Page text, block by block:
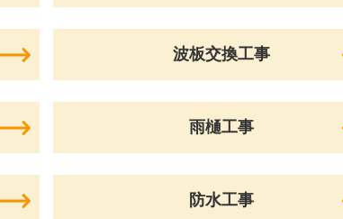
波板交換工事
雨樋工事
防水工事